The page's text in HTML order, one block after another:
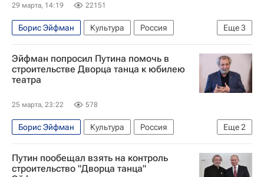
29 марта, 14:19 22151
Еще3
Борис Эйфман Культура
Россия
Санкт-Петербург
Владимир Путин
Павел Зарубин
Эйфман попросил Путина помочь в
строительстве Дворца танца к юбилею
театра
25 марта, 23:22 578
Еще2
Борис Эйфман Культура
Россия
Санкт-Петербург
Владимир Путин
Путин пообещал взять на контроль
строительство "Дворца танца"